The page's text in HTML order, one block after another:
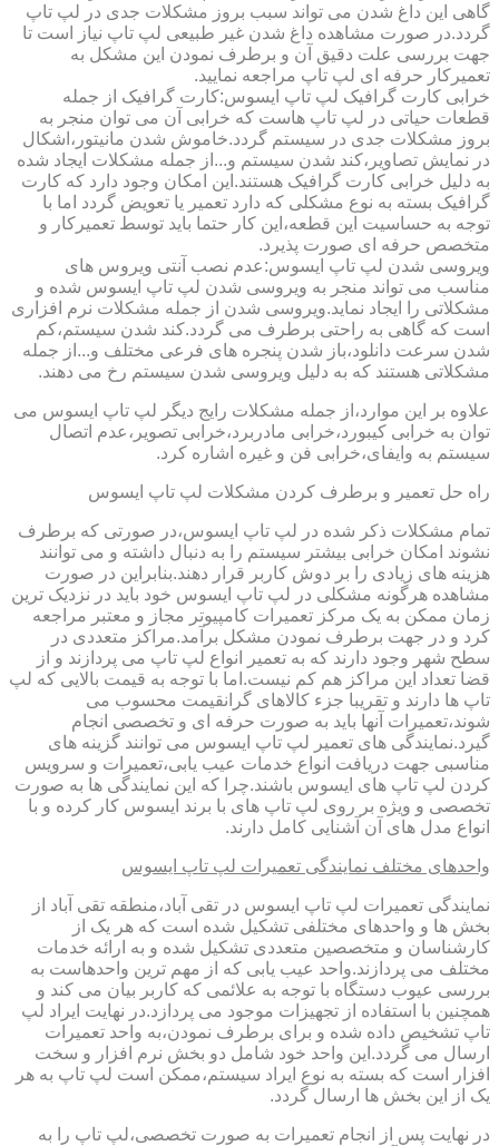
گاهی این داغ شدن می تواند سبب بروز مشکلات جدی در لپ تاپ
گردد.در صورت مشاهده داغ شدن غیر طبیعی لپ تاپ نیاز است تا
جهت بررسی علت دقیق آن و برطرف نمودن این مشکل به
تعمیرکار حرفه ای لپ تاپ مراجعه نمایید.
خرابی کارت گرافیک لپ تاپ ایسوس:کارت گرافیک از جمله
قطعات حیاتی در لپ تاپ هاست که خرابی آن می توان منجر به
بروز مشکلات جدی در سیستم گردد.خاموش شدن مانیتور،اشکال
در نمایش تصاویر،کند شدن سیستم و...از جمله مشکلات ایجاد شده
به دلیل خرابی کارت گرافیک هستند.این امکان وجود دارد که کارت
گرافیک بسته به نوع مشکلی که دارد تعمیر یا تعویض گردد اما با
توجه به حساسیت این قطعه،این کار حتما باید توسط تعمیرکار و
متخصص حرفه ای صورت پذیرد.
ویروسی شدن لپ تاپ ایسوس:عدم نصب آنتی ویروس های
مناسب می تواند منجر به ویروسی شدن لپ تاپ ایسوس شده و
مشکلاتی را ایجاد نماید.ویروسی شدن از جمله مشکلات نرم افزاری
است که گاهی به راحتی برطرف می گردد.کند شدن سیستم،کم
شدن سرعت دانلود،باز شدن پنجره های فرعی مختلف و...از جمله
مشکلاتی هستند که به دلیل ویروسی شدن سیستم رخ می دهند.
علاوه بر این موارد،از جمله مشکلات رایج دیگر لپ تاپ ایسوس می
توان به خرابی کیبورد،خرابی مادربرد،خرابی تصویر،عدم اتصال
سیستم به وایفای،خرابی فن و غیره اشاره کرد.
راه حل تعمیر و برطرف کردن مشکلات لپ تاپ ایسوس
تمام مشکلات ذکر شده در لپ تاپ ایسوس،در صورتی که برطرف
نشوند امکان خرابی بیشتر سیستم را به دنبال داشته و می توانند
هزینه های زیادی را بر دوش کاربر قرار دهند.بنابراین در صورت
مشاهده هرگونه مشکلی در لپ تاپ ایسوس خود باید در نزدیک ترین
زمان ممکن به یک مرکز تعمیرات کامپیوتر مجاز و معتبر مراجعه
کرد و در جهت برطرف نمودن مشکل برآمد.مراکز متعددی در
سطح شهر وجود دارند که به تعمیر انواع لپ تاپ می پردازند و از
قضا تعداد این مراکز هم کم نیست.اما با توجه به قیمت بالایی که لپ
تاپ ها دارند و تقریبا جزء کالاهای گرانقیمت محسوب می
شوند،تعمیرات آنها باید به صورت حرفه ای و تخصصی انجام
گیرد.نمایندگی های تعمیر لپ تاپ ایسوس می توانند گزینه های
مناسبی جهت دریافت انواع خدمات عیب یابی،تعمیرات و سرویس
کردن لپ تاپ های ایسوس باشند.چرا که این نمایندگی ها به صورت
تخصصی و ویژه بر روی لپ تاپ های با برند ایسوس کار کرده و با
انواع مدل های آن آشنایی کامل دارند.
واحدهای مختلف نمایندگی تعمیرات لپ تاپ ایسوس
نمایندگی تعمیرات لپ تاپ ایسوس در تقی آباد،منطقه تقی آباد از
بخش ها و واحدهای مختلفی تشکیل شده است که هر یک از
کارشناسان و متخصصین متعددی تشکیل شده و به ارائه خدمات
مختلف می پردازند.واحد عیب یابی که از مهم ترین واحدهاست به
بررسی عیوب دستگاه با توجه به علائمی که کاربر بیان می کند و
همچنین با استفاده از تجهیزات موجود می پردازد.در نهایت ایراد لپ
تاپ تشخیص داده شده و برای برطرف نمودن،به واحد تعمیرات
ارسال می گردد.این واحد خود شامل دو بخش نرم افزار و سخت
افزار است که بسته به نوع ایراد سیستم،ممکن است لپ تاپ به هر
یک از این بخش ها ارسال گردد.
در نهایت پس از انجام تعمیرات به صورت تخصصی،لپ تاپ را به